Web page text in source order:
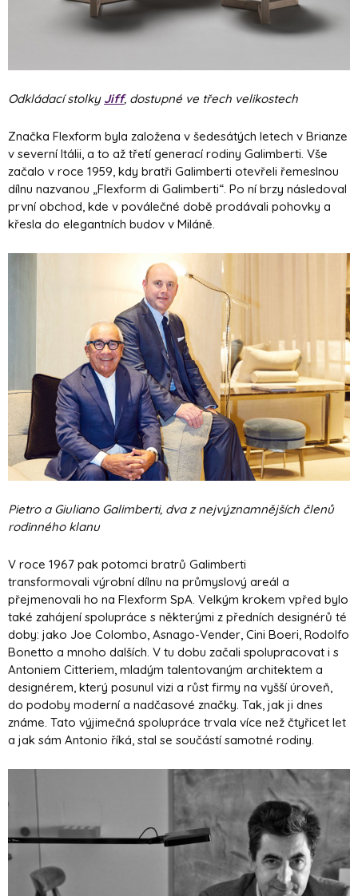
Odkládací stolky Jiff, dostupné ve třech velikostech
Značka Flexform byla založena v šedesátých letech v Brianze
v severní Itálii, a to až třetí generací rodiny Galimberti. Vše
začalo v roce 1959, kdy bratři Galimberti otevřeli řemeslnou
dílnu nazvanou „Flexform di Galimberti“. Po ní brzy následoval
první obchod, kde v poválečné době prodávali pohovky a
křesla do elegantních budov v Miláně.
Pietro a Giuliano Galimberti, dva z nejvýznamnějších členů
rodinného klanu
V roce 1967 pak potomci bratrů Galimberti
transformovali výrobní dílnu na průmyslový areál a
přejmenovali ho na Flexform SpA. Velkým krokem vpřed bylo
také zahájení spolupráce s některými z předních designérů té
doby: jako Joe Colombo, Asnago-Vender, Cini Boeri, Rodolfo
Bonetto a mnoho dalších. V tu dobu začali spolupracovat i s
Antoniem Citteriem, mladým talentovaným architektem a
designérem, který posunul vizi a růst firmy na vyšší úroveň,
do podoby moderní a nadčasové značky. Tak, jak ji dnes
známe. Tato výjimečná spolupráce trvala více než čtyřicet let
a jak sám Antonio říká, stal se součástí samotné rodiny.